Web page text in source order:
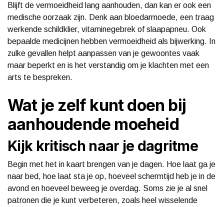
Blijft de vermoeidheid lang aanhouden, dan kan er ook een
medische oorzaak zijn. Denk aan bloedarmoede, een traag
werkende schildklier, vitaminegebrek of slaapapneu. Ook
bepaalde medicijnen hebben vermoeidheid als bijwerking. In
zulke gevallen helpt aanpassen van je gewoontes vaak
maar beperkt en is het verstandig om je klachten met een
arts te bespreken.
Wat je zelf kunt doen bij
aanhoudende moeheid
Kijk kritisch naar je dagritme
Begin met het in kaart brengen van je dagen. Hoe laat ga je
naar bed, hoe laat sta je op, hoeveel schermtijd heb je in de
avond en hoeveel beweeg je overdag. Soms zie je al snel
patronen die je kunt verbeteren, zoals heel wisselende